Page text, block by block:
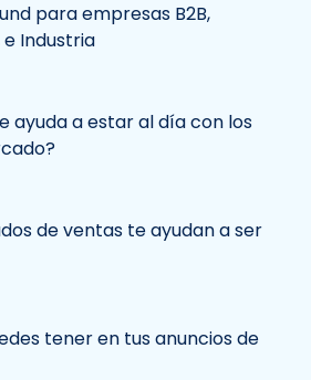
para empresas B2B,
Industria
ayuda a estar al día con los
de ventas te ayudan a ser
tener en tus anuncios de